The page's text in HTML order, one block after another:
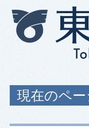
現在のペー